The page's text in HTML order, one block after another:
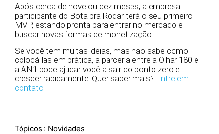
Após cerca de nove ou dez meses, a empresa
participante do Bota pra Rodar terá o seu primeiro
MVP, estando pronta para entrar no mercado e
buscar novas formas de monetização.
Se você tem muitas ideias, mas não sabe como
colocá-las em prática, a parceria entre a Olhar 180 e
a AN1 pode ajudar você a sair do ponto zero e
crescer rapidamente. Quer saber mais? Entre em
contato
Tópicos : Novidades